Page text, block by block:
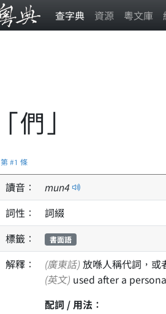
查字典 資源 粵文庫
「們」
第 #1 條
讀音： mun4
詞性：
詞綴
標籤：
書面語
解釋： (廣東話) 放喺人稱代詞，或
(英文) used after a
配詞 / 用法：